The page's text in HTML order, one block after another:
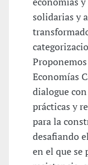
solidarias y
Economías
dialogue
prácticas y
para la
desafiando
en el que se